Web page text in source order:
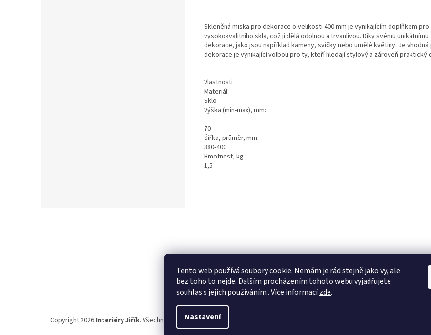
Tento web používá soubory cookie. Nemám je rád stejně jako vy, ale
bez toho to nejde. Dalším procházením tohoto webu vyjadřujete
souhlas s jejich používáním.. Více informacízde.
Nastavení
Skleněná miska pro dekorace o velikosti 400 mm je vynikajícím doplňkem
vysokokvalitního skla, což ji dělá odolnou a trvanlivou. Díky svému
dekorace, jako jsou například kameny, svíčky nebo umělé květiny. Je
dekorace je vynikající volbou pro ty, kteří hledají stylový a zároveň praktický
Vlastnosti
Materiál:
Sklo
Výška (min-max), mm:
70
Šířka, průměr, mm:
380-400
Hmotnost, kg.:
1,5
Copyright 2026 Interiéry Jiřík. Všechna práva vyhrazena.